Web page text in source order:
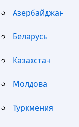
Азербайджан
Беларусь
Казахстан
Молдова
Туркмения